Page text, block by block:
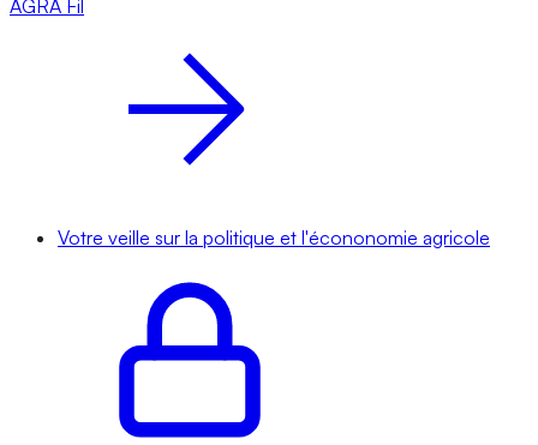
AGRA Fil
Votre veille sur la politique et l'écononomie agricole